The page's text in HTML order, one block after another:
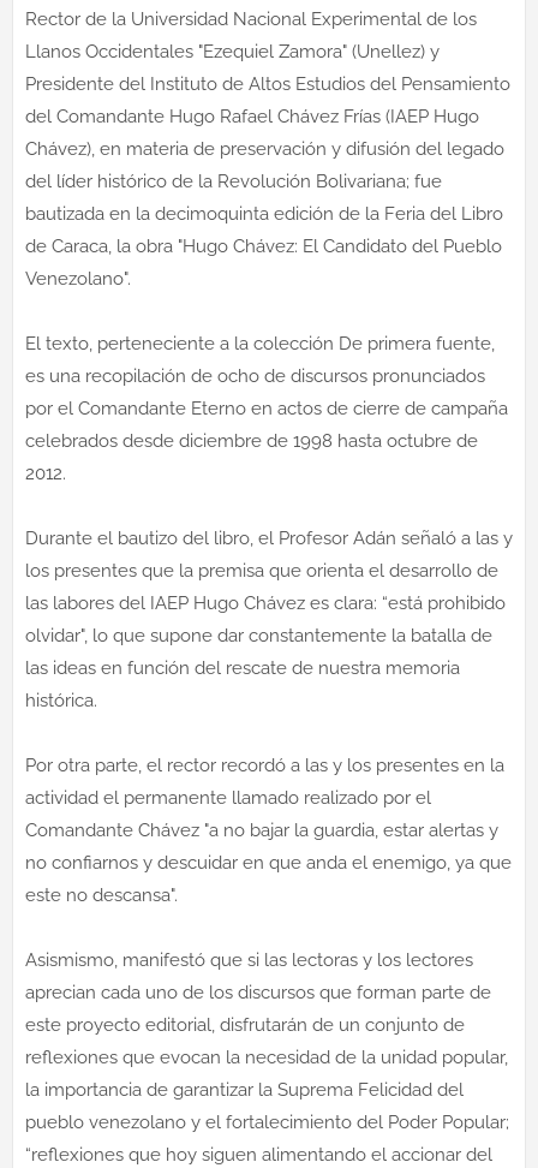
Rector de la Universidad Nacional Experimental de los
Llanos Occidentales "Ezequiel Zamora" (Unellez) y
Presidente del Instituto de Altos Estudios del Pensamiento
del Comandante Hugo Rafael Chávez Frías (IAEP Hugo
Chávez), en materia de preservación y difusión del legado
del líder histórico de la Revolución Bolivariana; fue
bautizada en la decimoquinta edición de la Feria del Libro
de Caraca, la obra "Hugo Chávez: El Candidato del Pueblo
Venezolano".
El texto, perteneciente a la colección De primera fuente,
es una recopilación de ocho de discursos pronunciados
por el Comandante Eterno en actos de cierre de campaña
celebrados desde diciembre de 1998 hasta octubre de
2012.
Durante el bautizo del libro, el Profesor Adán señaló a las y
los presentes que la premisa que orienta el desarrollo de
las labores del IAEP Hugo Chávez es clara: “está prohibido
olvidar", lo que supone dar constantemente la batalla de
las ideas en función del rescate de nuestra memoria
histórica.
Por otra parte, el rector recordó a las y los presentes en la
actividad el permanente llamado realizado por el
Comandante Chávez "a no bajar la guardia, estar alertas y
no confiarnos y descuidar en que anda el enemigo, ya que
este no descansa".
Asismismo, manifestó que si las lectoras y los lectores
aprecian cada uno de los discursos que forman parte de
este proyecto editorial, disfrutarán de un conjunto de
reflexiones que evocan la necesidad de la unidad popular,
la importancia de garantizar la Suprema Felicidad del
pueblo venezolano y el fortalecimiento del Poder Popular;
“reflexiones que hoy siguen alimentando el accionar del